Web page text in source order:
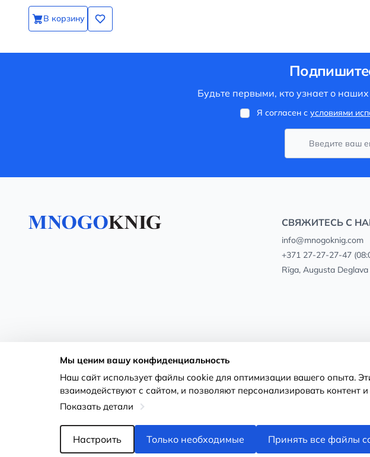
В корзину
Будьте первыми, кто узнает о
Я согласен с условиями
СВЯЖИТЕСЬ С
info@mnogoknig.com
+371 27-27-27-47
Rīga, Augusta
Мы ценим вашу конфиденциальность
Наш сайт использует файлы cookie для оптимизации вашего опыта.
взаимодействуют с сайтом, и позволяют персонализировать контент
Показать детали
Настроить Только необходимые Принять все файлы